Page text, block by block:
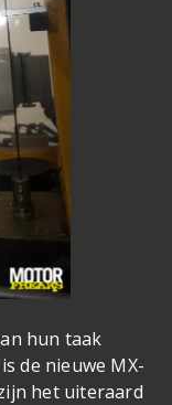
hun taak
de nieuwe MX-
het uiteraard